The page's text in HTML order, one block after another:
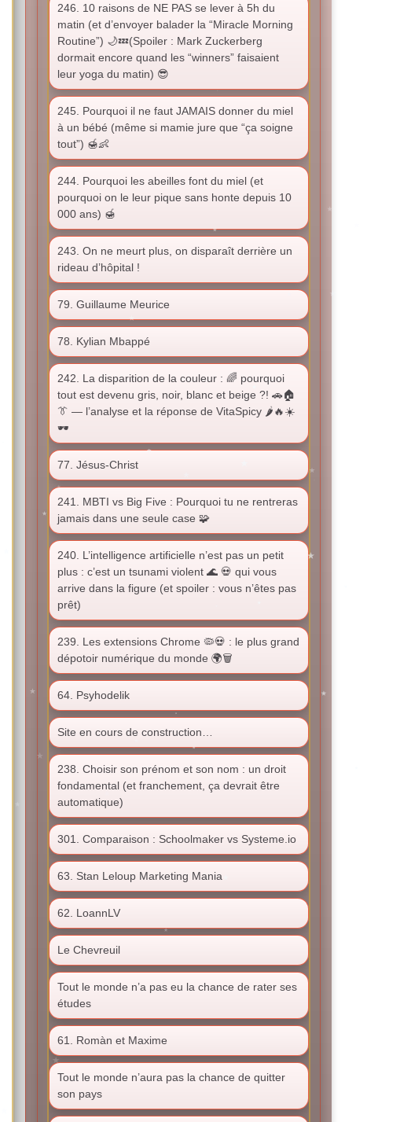
246. 10 raisons de NE PAS se lever à 5h du
matin (et d’envoyer balader la “Miracle Morning
Routine”) 🌙💤(Spoiler : Mark Zuckerberg
dormait encore quand les “winners” faisaient
leur yoga du matin) 😎
245. Pourquoi il ne faut JAMAIS donner du miel
à un bébé (même si mamie jure que “ça soigne
tout”) 🍯👶
244. Pourquoi les abeilles font du miel (et
pourquoi on le leur pique sans honte depuis 10
000 ans) 🍯
243. On ne meurt plus, on disparaît derrière un
rideau d’hôpital !
79. Guillaume Meurice
78. Kylian Mbappé
242. La disparition de la couleur : 🌈 pourquoi
tout est devenu gris, noir, blanc et beige ?! 🚗🏠
👔 — l’analyse et la réponse de VitaSpicy 🌶️🔥☀️
🕶️
77. Jésus-Christ
241. MBTI vs Big Five : Pourquoi tu ne rentreras
jamais dans une seule case 🧩
240. L’intelligence artificielle n’est pas un petit
plus : c’est un tsunami violent 🌊 💀 qui vous
arrive dans la figure (et spoiler : vous n’êtes pas
prêt)
239. Les extensions Chrome 🦠💀 : le plus grand
dépotoir numérique du monde 🌍🗑️
64. Psyhodelik
Site en cours de construction…
238. Choisir son prénom et son nom : un droit
fondamental (et franchement, ça devrait être
automatique)
301. Comparaison : Schoolmaker vs Systeme.io
63. Stan Leloup Marketing Mania
62. LoannLV
Le Chevreuil
Tout le monde n’a pas eu la chance de rater ses
études
61. Romàn et Maxime
Tout le monde n’aura pas la chance de quitter
son pays